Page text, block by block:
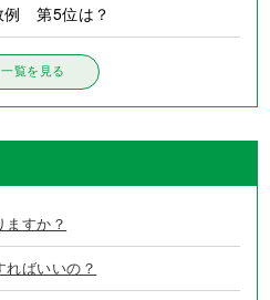
例 第5位は？
一覧を見る
ますか？
ればいいの？